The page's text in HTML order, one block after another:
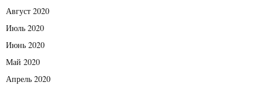
Август 2020
Июль 2020
Июнь 2020
Май 2020
Апрель 2020